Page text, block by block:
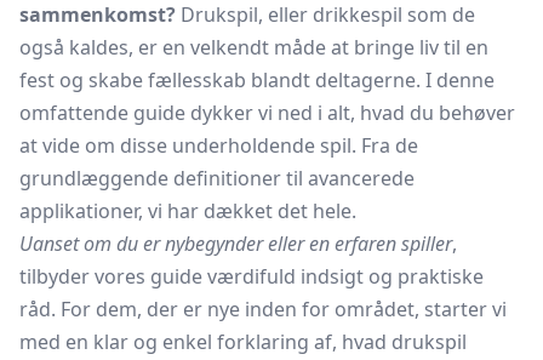
sammenkomst? Drukspil, eller drikkespil som de
også kaldes, er en velkendt måde at bringe liv til en
fest og skabe fællesskab blandt deltagerne. I denne
omfattende guide dykker vi ned i alt, hvad du behøver
at vide om disse underholdende spil. Fra de
grundlæggende definitioner til avancerede
applikationer, vi har dækket det hele.
Uanset om du er nybegynder eller en erfaren spiller,
tilbyder vores guide værdifuld indsigt og praktiske
råd. For dem, der er nye inden for området, starter vi
med en klar og enkel forklaring af, hvad drukspil